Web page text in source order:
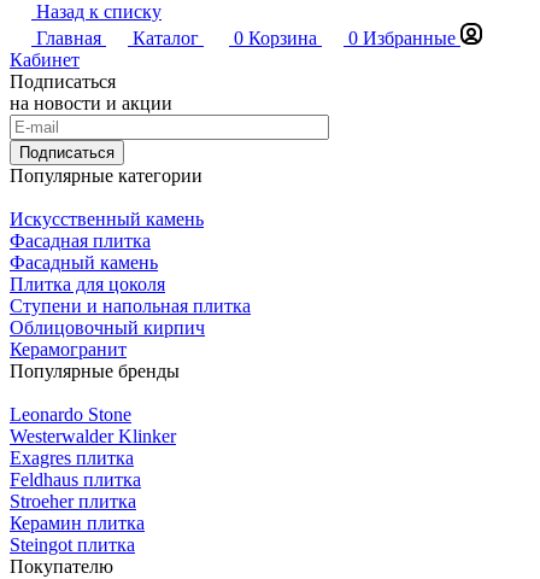
Назад к списку
Главная
Каталог 0 Корзина 0 Избранные
Кабинет
Подписаться
на новости и акции
Подписаться
Популярные категории
Искусственный камень
Фасадная плитка
Фасадный камень
Плитка для цоколя
Ступени и напольная плитка
Облицовочный кирпич
Керамогранит
Популярные бренды
Leonardo Stone
Westerwalder Klinker
Exagres плитка
Feldhaus плитка
Stroeher плитка
Керамин плитка
Steingot плитка
Покупателю